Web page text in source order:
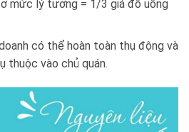
mức lý tưởng = 1/3 giá đồ uống
có thể hoàn toàn thụ động và
thuộc vào chủ quán.